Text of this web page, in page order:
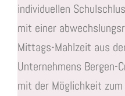
individuellen
mit einer
Mittags-Mahlzeit aus
Unternehmens Bergen-
mit der Möglichkeit